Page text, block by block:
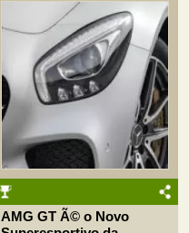
AMG GT Ã© o Novo